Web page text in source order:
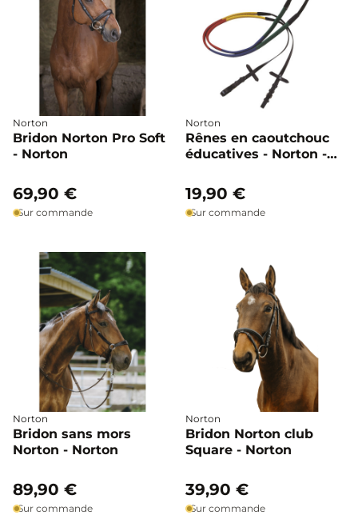
Norton
Bridon Norton Pro Soft
- Norton
69,90 €
Sur commande
Norton
Rênes en caoutchouc
éducatives - Norton -
19,90 €
Sur commande
Norton
Bridon sans mors
Norton - Norton
89,90 €
Sur commande
Norton
Bridon Norton club
Square - Norton
39,90 €
Sur commande